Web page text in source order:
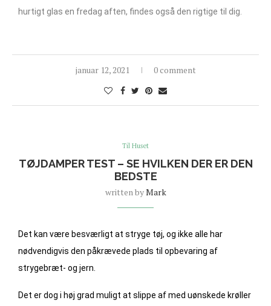
hurtigt glas en fredag aften, findes også den rigtige til dig.
januar 12, 2021 0 comment
Til Huset
TØJDAMPER TEST – SE HVILKEN DER ER DEN
BEDSTE
written byMark
Det kan være besværligt at stryge tøj, og ikke alle har
nødvendigvis den påkrævede plads til opbevaring af
strygebræt- og jern.
Det er dog i høj grad muligt at slippe af med uønskede krøller